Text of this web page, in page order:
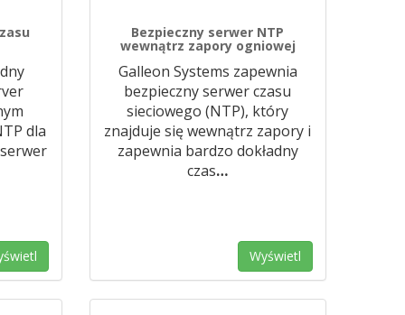
dla
Bezpieczny serwer NTP
wewnątrz zapory ogniowej
Galleon Systems zapewnia
bezpieczny serwer czasu
sieciowego (NTP), który
znajduje się wewnątrz zapory i
zapewnia bardzo dokładny
czas…
Wyświetl